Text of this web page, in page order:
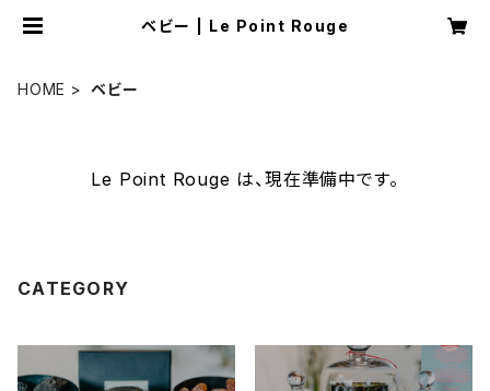
ベビー | Le Point Rouge
HOME ベビー
Le Point Rouge は、現在準備中です。
CATEGORY